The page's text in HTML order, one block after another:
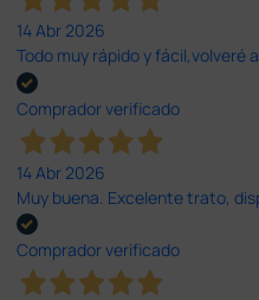
14 Abr 2026
Todo muy rápido y fácil,volveré
Comprador verificado
14 Abr 2026
Muy buena. Excelente trato,
Comprador verificado